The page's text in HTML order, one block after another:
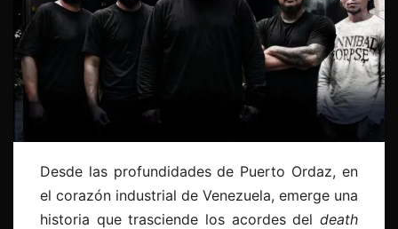
Desde las profundidades de Puerto Ordaz, en
el corazón industrial de Venezuela, emerge una
historia que trasciende los acordes del death